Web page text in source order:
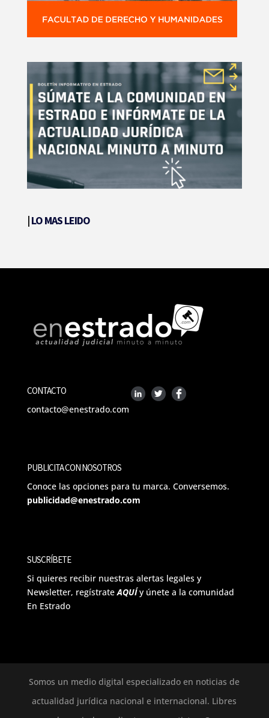
|LO MAS LEIDO
CONTACTO
contacto@enestrado.com
PUBLICITA CON NOSOTROS
Conoce las opciones para tu marca. Conversemos.
publicidad@enestrado.com
SUSCRÍBETE
Si quieres recibir nuestras alertas legales y
Newsletter, regístrateAQUÍ y únete a la comunidad
En Estrado
Somos un medio digital especializado en noticias de
actualidad jurídica nacional e internacional. Libres